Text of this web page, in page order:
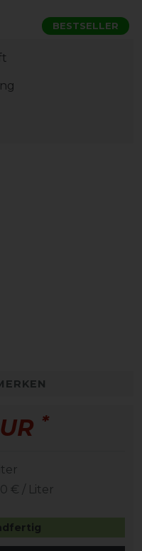
BESTSELLER
*
€ / Liter